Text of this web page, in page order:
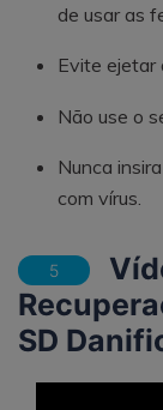
de usar as
Evite ejetar
Não use o
Nunca
com vírus.
5
SD